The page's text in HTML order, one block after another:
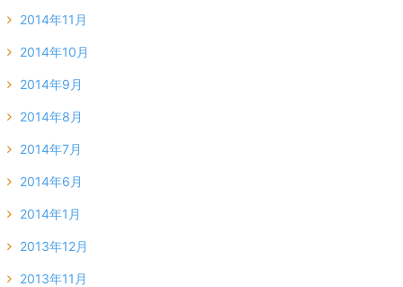
2014年11月
2014年10月
2014年9月
2014年8月
2014年7月
2014年6月
2014年1月
2013年12月
2013年11月